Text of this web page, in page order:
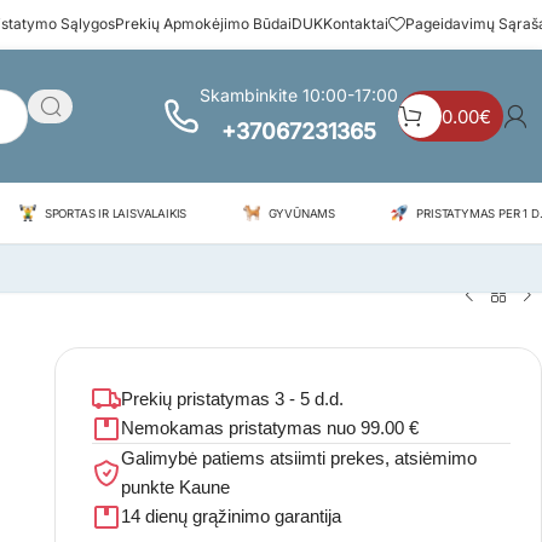
SąlygosPrekių Apmokėjimo BūdaiDUKKontaktai Pageidavimų
Skambinkite 10:00-17:00
+37067231365
0.00€
SPORTAS IR LAISVALAIKIS GYVŪNAMS PRISTATYMAS PER 1
Prekių pristatymas 3 - 5 d.d.
Nemokamas pristatymas nuo 99.00 €
Galimybė patiems atsiimti prekes, atsiėmimo
punkte Kaune
14 dienų grąžinimo garantija